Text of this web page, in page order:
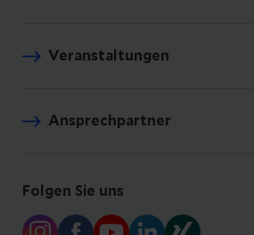
Veranstaltungen
Ansprechpartner
Folgen Sie uns